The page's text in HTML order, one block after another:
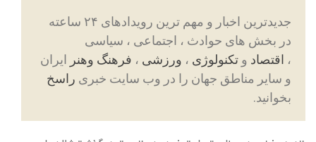
جدیدترین اخبار و مهم ترین رویدادهای ۲۴ ساعته
در بخش های حوادث ، اجتماعی ، سیاسی
، اقتصاد و تکنولوژی ، ورزشی ، فرهنگ وهنر ایران
و سایر مناطق جهان را در وب سایت خبری راسخ
بخوانید.